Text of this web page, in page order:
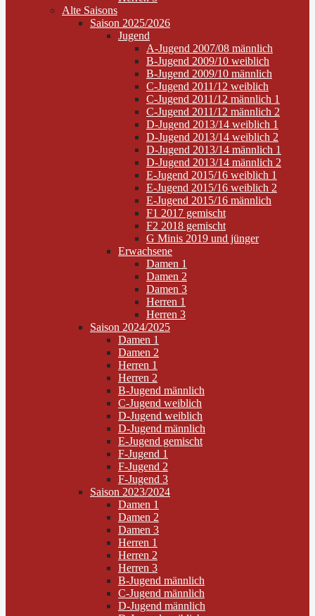
Alte Saisons
Saison 2025/2026
Jugend
A-Jugend 2007/08 männlich
B-Jugend 2009/10 weiblich
B-Jugend 2009/10 männlich
C-Jugend 2011/12 weiblich
C-Jugend 2011/12 männlich 1
C-Jugend 2011/12 männlich 2
D-Jugend 2013/14 weiblich 1
D-Jugend 2013/14 weiblich 2
D-Jugend 2013/14 männlich 1
D-Jugend 2013/14 männlich 2
E-Jugend 2015/16 weiblich 1
E-Jugend 2015/16 weiblich 2
E-Jugend 2015/16 männlich
F1 2017 gemischt
F2 2018 gemischt
G Minis 2019 und jünger
Erwachsene
Damen 1
Damen 2
Damen 3
Herren 1
Herren 3
Saison 2024/2025
Damen 1
Damen 2
Herren 1
Herren 2
B-Jugend männlich
C-Jugend weiblich
D-Jugend weiblich
D-Jugend männlich
E-Jugend gemischt
F-Jugend 1
F-Jugend 2
F-Jugend 3
Saison 2023/2024
Damen 1
Damen 2
Damen 3
Herren 1
Herren 2
Herren 3
B-Jugend männlich
C-Jugend männlich
D-Jugend männlich